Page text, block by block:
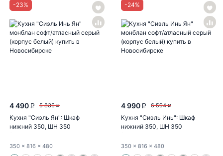
-23%
4 490 P 5 836 P
Кухня "Сиэль Ян": Шкаф
нижний 350, ШН 350
(монблан...
350 x 816 x 480
-24%
4 990 P 6 594 P
Кухня "Сиэль Инь": Шкаф
нижний 350, ШН 350
(монблан...
350 x 816 x 480